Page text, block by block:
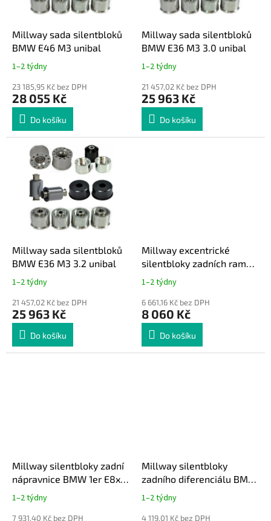
Millway sada silentbloků
BMW E46 M3 unibal
1–2 týdny
23 185,95 Kč bez DPH
28 055 Kč
Do košíku
Millway sada silentbloků
BMW E36 M3 3.0 unibal
1–2 týdny
21 457,02 Kč bez DPH
25 963 Kč
Do košíku
Millway sada silentbloků
BMW E36 M3 3.2 unibal
1–2 týdny
21 457,02 Kč bez DPH
25 963 Kč
Do košíku
Millway excentrické
silentbloky zadních ramen
BMW E36 E46 Z4 M3
1–2 týdny
6 661,16 Kč bez DPH
8 060 Kč
Do košíku
Millway silentbloky zadní
nápravnice BMW 1er E8x /
3er E9x
1–2 týdny
7 931,40 Kč bez DPH
Millway silentbloky
zadního diferenciálu BMW
E46 M3 / Z4M
1–2 týdny
4 119,01 Kč bez DPH